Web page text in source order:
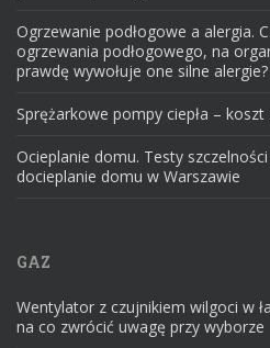
Ogrzewanie podłogowe a alergia.
ogrzewania podłogowego, na
prawdę wywołuje one silne alergie?
Sprężarkowe pompy ciepła –
Ocieplanie domu. Testy
docieplanie domu w Warszawie
GAZ
Wentylator z czujnikiem wilgoci w
na co zwrócić uwagę przy wyborze